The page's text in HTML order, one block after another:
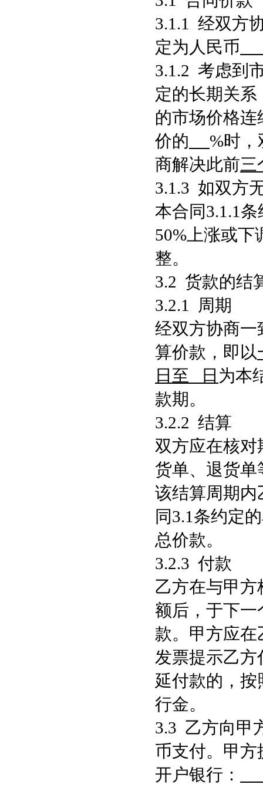
3.1.1 经双方
定为人民币
3.1.2 考虑到
定的长期关
的市场价格连
价的
%时
商解决此前三
3.1.3 如双方
本合同3.1.1
50%上涨或下
整。
3.2 货款的结
3.2.1 周期
经双方协商一
算价款，即以
日至
日 为本
款期。
3.2.2 结算
双方应在核
货单、退货
该结算周期内
同3.1条约定
总价款。
3.2.3 付款
乙方在与甲
额后，于下一
款。甲方应
发票提示乙
延付款的，按
行金。
3.3 乙方向甲
币支付。甲
开户银行：